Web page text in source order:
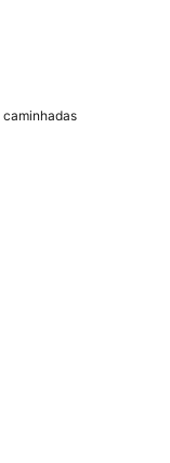
caminhadas